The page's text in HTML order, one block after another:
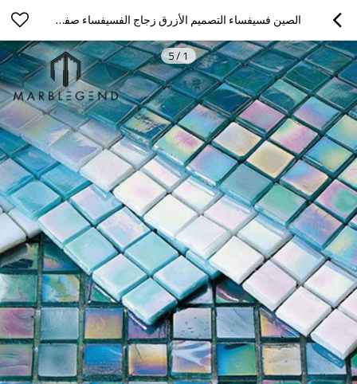
الصين فسيفساء التصميم الأزرق زجاج الفسيفساء صفائح البلاط لحمام السباحة
1
/
5